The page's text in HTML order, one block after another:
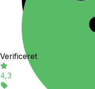
Verificeret
4,3